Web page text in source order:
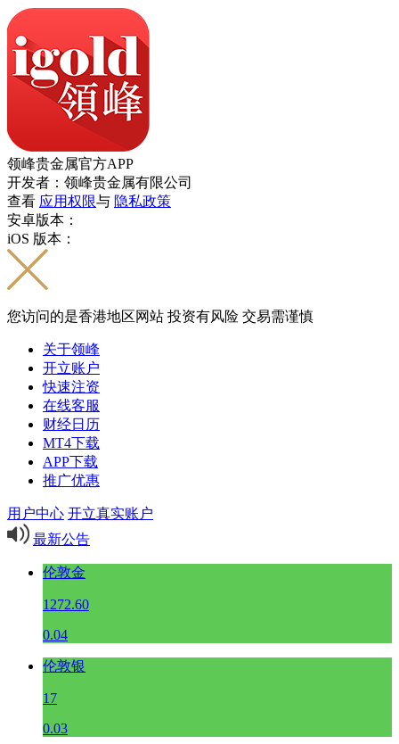
领峰贵金属官方APP
开发者：领峰贵金属有限公司
查看 应用权限与 隐私政策
安卓版本：
iOS 版本：
您访问的是香港地区网站 投资有风险 交易需谨慎
关于领峰
开立账户
快速注资
在线客服
财经日历
MT4下载
APP下载
推广优惠
用户中心 开立真实账户
最新公告
伦敦金
1272.60
0.04
伦敦银
17
0.03